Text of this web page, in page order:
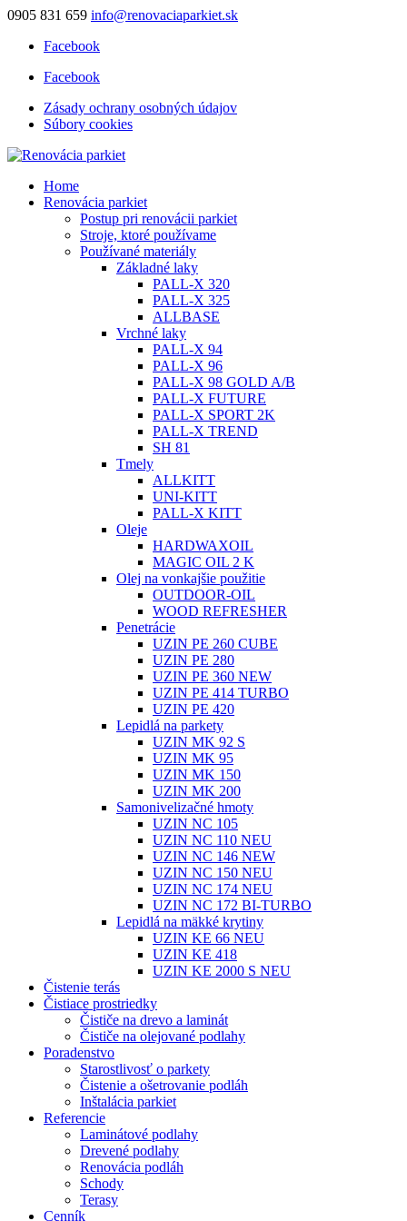
0905 831 659 info@renovaciaparkiet.sk
Facebook
Facebook
Zásady ochrany osobných údajov
Súbory cookies
Home
Renovácia parkiet
Postup pri renovácii parkiet
Stroje, ktoré používame
Používané materiály
Základné laky
PALL-X 320
PALL-X 325
ALLBASE
Vrchné laky
PALL-X 94
PALL-X 96
PALL-X 98 GOLD A/B
PALL-X FUTURE
PALL-X SPORT 2K
PALL-X TREND
SH 81
Tmely
ALLKITT
UNI-KITT
PALL-X KITT
Oleje
HARDWAXOIL
MAGIC OIL 2 K
Olej na vonkajšie použitie
OUTDOOR-OIL
WOOD REFRESHER
Penetrácie
UZIN PE 260 CUBE
UZIN PE 280
UZIN PE 360 NEW
UZIN PE 414 TURBO
UZIN PE 420
Lepidlá na parkety
UZIN MK 92 S
UZIN MK 95
UZIN MK 150
UZIN MK 200
Samonivelizačné hmoty
UZIN NC 105
UZIN NC 110 NEU
UZIN NC 146 NEW
UZIN NC 150 NEU
UZIN NC 174 NEU
UZIN NC 172 BI-TURBO
Lepidlá na mäkké krytiny
UZIN KE 66 NEU
UZIN KE 418
UZIN KE 2000 S NEU
Čistenie terás
Čistiace prostriedky
Čističe na drevo a laminát
Čističe na olejované podlahy
Poradenstvo
Starostlivosť o parkety
Čistenie a ošetrovanie podláh
Inštalácia parkiet
Referencie
Laminátové podlahy
Drevené podlahy
Renovácia podláh
Schody
Terasy
Cenník